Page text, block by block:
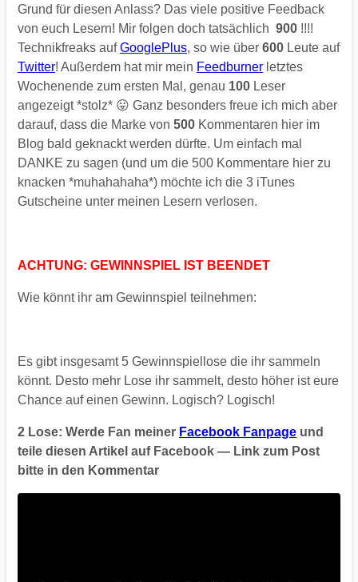
Grund für diesen Anlass? Das viele positive Feedback
von euch Lesern! Mir folgen doch tatsächlich 900 !!!!
Technikfreaks aufGooglePlus, so wie über 600 Leute auf
Twitter! Außerdem hat mir mein Feedburner letztes
Wochenende zum ersten Mal, genau 100 Leser
angezeigt *stolz* 😛 Ganz besonders freue ich mich aber
darauf, dass die Marke von 500 Kommentaren hier im
Blog bald geknackt werden dürfte. Um einfach mal
DANKE zu sagen (und um die 500 Kommentare hier zu
knacken *muhahahaha*) möchte ich die 3 iTunes
Gutscheine unter meinen Lesern verlosen.
ACHTUNG: GEWINNSPIEL IST BEENDET
Wie könnt ihr am Gewinnspiel teilnehmen:
Es gibt insgesamt 5 Gewinnspiellose die ihr sammeln
könnt. Desto mehr Lose ihr sammelt, desto höher ist eure
Chance auf einen Gewinn. Logisch? Logisch!
2 Lose: Werde Fan meiner Facebook Fanpage und
teile diesen Artikel auf Facebook — Link zum Post
bitte in den Kommentar